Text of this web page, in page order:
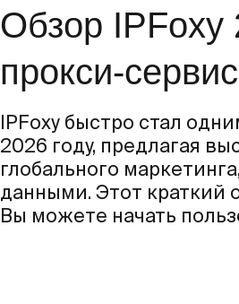
Обзор IPFoxy
прокси-
IPFoxy быстро стал
2026 году, предлагая
глобального
данными. Этот краткий
Вы можете начать